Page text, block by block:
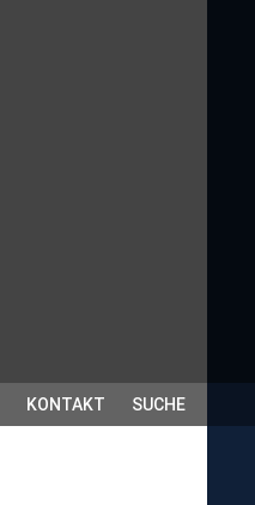
KONTAKT SUCHE